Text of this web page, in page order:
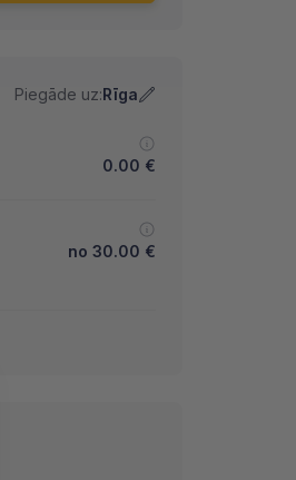
Piegāde uz:Rīga
0.00 €
no 30.00 €